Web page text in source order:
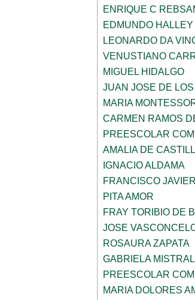
ENRIQUE C
EDMUNDO HALLEY
LEONARDO DA
VENUSTIANO
MIGUEL HIDALGO
JUAN JOSE DE
MARIA
CARMEN RAMOS
PREESCOLAR
AMALIA DE
IGNACIO ALDAMA
FRANCISCO
PITA AMOR
FRAY TORIBIO DE
JOSE
ROSAURA ZAPATA
GABRIELA MISTRAL
PREESCOLAR
MARIA DOLORES